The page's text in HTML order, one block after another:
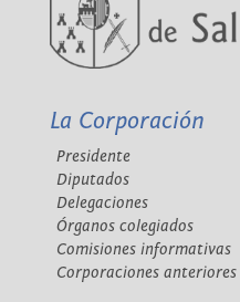
La Corporación
Presidente
Diputados
Delegaciones
Órganos colegiados
Comisiones informativas
Corporaciones anteriores